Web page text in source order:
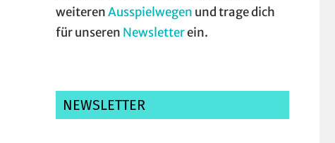
weiterenAusspielwegen und trage dich
für unseren Newsletterein.
NEWSLETTER